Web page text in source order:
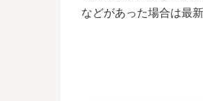
などがあった場合は最